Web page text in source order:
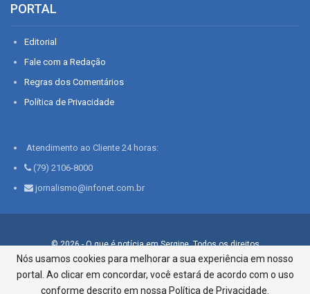
PORTAL
Editorial
Fale com a Redação
Regras dos Comentários
Política de Privacidade
Atendimento ao Cliente 24 horas:
(79) 2106-8000
jornalismo@infonet.com.br
© 2026 - O que é notícia em Sergipe. Todos os direitos
reservados.
Infonet - Rua Monsenhor Silveira 276, Bairro São José |
Aracaju-SE, CEP 49015-030, Fone: 79.2106.8000 - CI Centro de
Nós usamos cookies para melhorar a sua experiência em nosso
portal. Ao clicar em concordar, você estará de acordo com o uso
conforme descrito em nossa Política de Privacidade.